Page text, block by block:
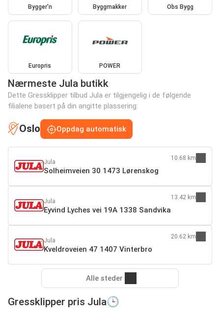
Bygger'n Byggmakker Obs Bygg
Europris POWER
Nærmeste Jula butikk
Dette Gressklipper tilbud Jula er tilgjengelig i de følgende
filialene basert på din angitte plassering:
Oslo Oppdag automatisk
Jula
Solheimveien 30 1473 Lørenskog
10.68 km
Jula
Eyvind Lyches vei 19A 1338 Sandvika
13.42 km
Jula
Kveldroveien 47 1407 Vinterbro
20.62 km
Alle steder
Gressklipper pris Jula🕒